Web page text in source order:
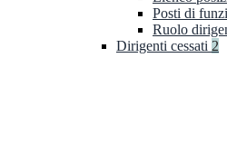
Posti di
Ruolo
Dirigenti cessati 2